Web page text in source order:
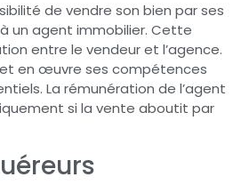
de vendre son bien par ses
un agent immobilier. Cette
entre le vendeur et l’agence.
en œuvre ses compétences
La rémunération de l’agent
si la vente aboutit par